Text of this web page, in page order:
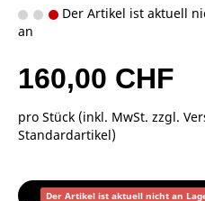
Der Artikel ist aktuell
an
160,00 CHF
pro Stück (inkl. MwSt. zzgl.
Standardartikel)
Der Artikel ist aktuell nicht an